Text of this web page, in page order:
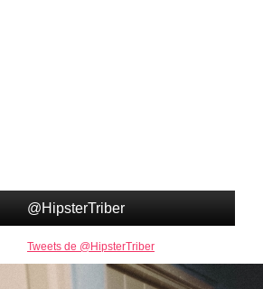
@HipsterTriber
Tweets de @HipsterTriber